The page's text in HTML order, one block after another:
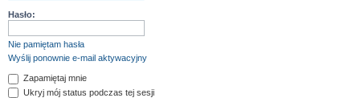
Hasło:
Nie pamiętam hasła
Wyślij ponownie e-mail aktywacyjny
Zapamiętaj mnie
Ukryj mój status podczas tej sesji